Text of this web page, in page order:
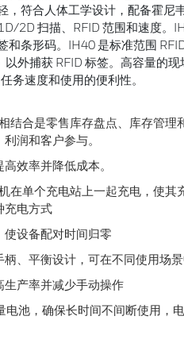
，符合人体工学设计，配备霍尼
2D 扫描、RFID 范围和速度。
和条形码。IH40 是标准范围
以外捕获 RFID 标签。高容量的
务速度和使用的便利性。
结合是零售库存盘点、库存管理
润和客户参与。
效率并降低成本。
在单个充电站上一起充电，使其
充电方式
设备配对时间归零
柄、平衡设计，可在不同使用场
生产率并减少手动操作
电池，确保长时间不间断使用，